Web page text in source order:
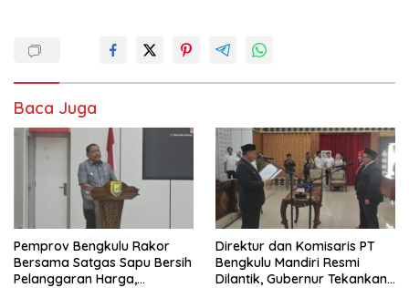
Baca Juga
Pemprov Bengkulu Rakor
Bersama Satgas Sapu Bersih
Pelanggaran Harga,
Direktur dan Komisaris PT
Bengkulu Mandiri Resmi
Dilantik, Gubernur Tekankan